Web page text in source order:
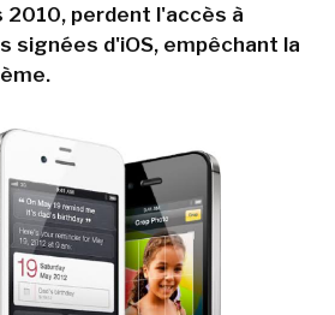
2010, perdent l'accès à
signées d'iOS, empêchant la